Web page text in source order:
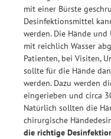
mit einer Bürste
Desinfektionsmittel
werden. Die Hände
mit reichlich Wasser
Patienten, bei Visiten,
sollte für die Hände
werden. Dazu werden
eingerieben und circa
Natürlich sollten die
chirurgische
die richtige